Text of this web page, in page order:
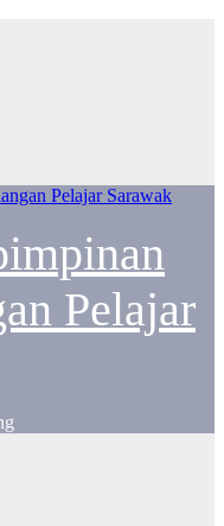
Pelajar